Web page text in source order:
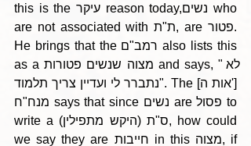
this is the עיקר reason today,נשים who
are not associated with ת"ת, are פטור.
He brings that the רמב"ם also lists this
as a מצוה שנשים פטורות and says, "לא
נתברר לי ועדיין צריך תלמוד". The [אות ה']
מנח"ח says that since נשים are פסול to
write a ס"ת (היקש מתפילין), how could
we say they are חייבות in this מצוה, if